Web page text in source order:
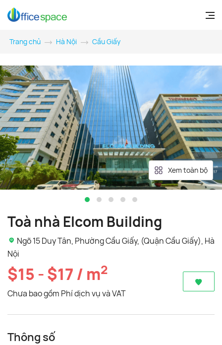
Trang chủ Hà Nội Cầu Giấy
Xem toàn bộ
Toà nhà Elcom Building
Ngõ 15 Duy Tân, Phường Cầu Giấy, (Quận Cầu Giấy), Hà
Nội
$15 - $17 / m2
Chưa bao gồm Phí dịch vụ và VAT
Thông số